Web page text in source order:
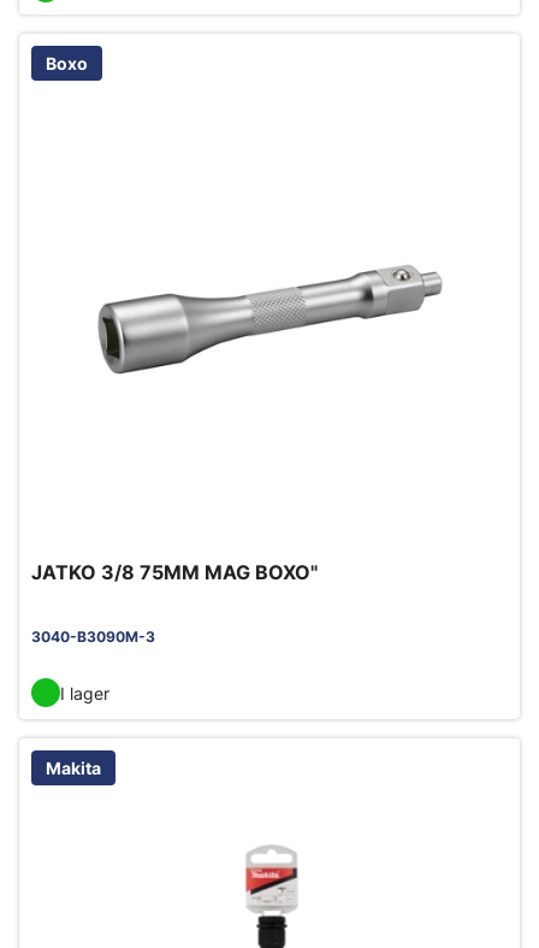
Boxo
JATKO 3/8 75MM MAG BOXO"
3040-B3090M-3
I lager
Makita